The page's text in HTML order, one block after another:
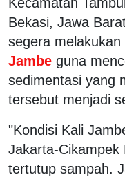
Bekasi, Jawa
segera
Jambe guna
sedimentasi yang
tersebut menjadi
"Kondisi Kali
Jakarta-Cikampek
tertutup sampah.